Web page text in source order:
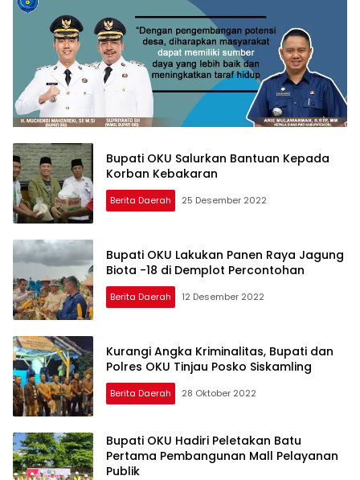
Bupati OKU Salurkan Bantuan Kepada
Korban Kebakaran
Berita Daerah 25 Desember 2022
Bupati OKU Lakukan Panen Raya Jagung
Biota -18 di Demplot Percontohan
Berita Daerah 12 Desember 2022
Kurangi Angka Kriminalitas, Bupati dan
Polres OKU Tinjau Posko Siskamling
Berita Daerah 28 Oktober 2022
Bupati OKU Hadiri Peletakan Batu
Pertama Pembangunan Mall Pelayanan
Publik